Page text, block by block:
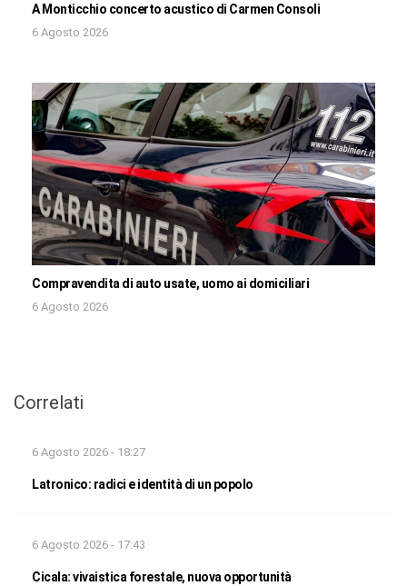
A Monticchio concerto acustico di Carmen Consoli
6 Agosto 2026
Compravendita di auto usate, uomo ai domiciliari
6 Agosto 2026
Correlati
6 Agosto 2026 - 18:27
Latronico: radici e identità di un popolo
6 Agosto 2026 - 17:43
Cicala: vivaistica forestale, nuova opportunità